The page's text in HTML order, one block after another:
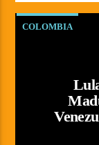
COLOMBIA